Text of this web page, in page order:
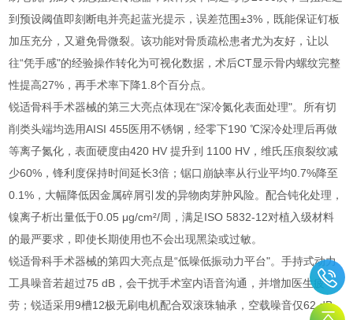
到预设阈值即刻断电并亮起蓝光提示，误差范围±3%，既能保证钉板
加压充分，又避免骨微裂。该功能对骨质疏松患者尤为友好，让以
往“凭手感"的经验操作转化为可视化数据，术后CT显示骨内螺纹完整
性提高27%，再手术率下降1.8个百分点。
锐适骨科手术器械的第三大亮点体现在“深冷氮化表面处理"。所有切
削类头端均选用AISI 455医用不锈钢，经零下190 ℃深冷处理后再做
等离子氮化，表面硬度由420 HV 提升到 1100 HV，维氏压痕裂纹减
少60%，锋利度保持时间延长3倍；锯口崩缺率从行业平均0.7%降至
0.1%，大幅降低因金属碎屑引发的异物肉芽肿风险。配合钝化处理，
镍离子析出量低于0.05 μg/cm²/周，满足ISO 5832-12对植入级材料
的最严要求，即使长期使用也不会出现黑染或过敏。
锐适骨科手术器械的第四大亮点是“低噪低振动力平台"。手持式动力
工具噪音若超过75 dB，会干扰手术室内语音沟通，并增加医生疲
劳；锐适采用9槽12极无刷电机配合双滚珠轴承，空载噪音仅62 dB，